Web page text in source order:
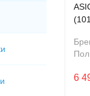
6